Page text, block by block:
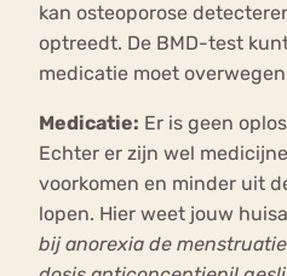
kan osteoporose
optreedt. De BMD-test
medicatie moet
Medicatie: Er is geen
Echter er zijn wel
voorkomen en minder uit
lopen. Hier weet jouw
bij anorexia de